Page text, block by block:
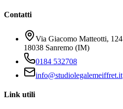
Contatti
Via Giacomo Matteotti, 124
18038 Sanremo (IM)
0184 532708
info@studiolegalemeiffret.it
Link utili